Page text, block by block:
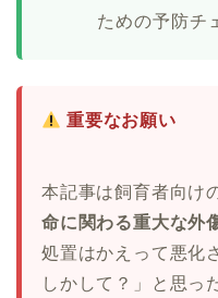
ための予防チ
重要なお願い
本記事は飼育者向け
命に関わる重大な外
処置はかえって悪化
しかして？」と思っ